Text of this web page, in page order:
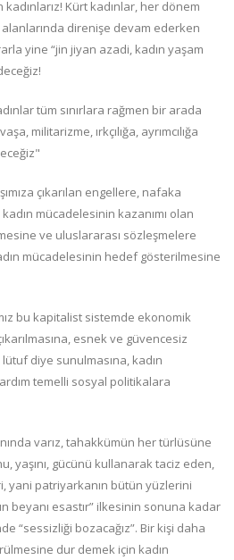
Kürt kadınlar, her dönem
direnişe devam ederken
yine “jin jiyan azadi, kadın yaşam
tüm sınırlara rağmen bir arada
militarizme, ırkçılığa, ayrımcılığa
çıkarılan engellere, nafaka
mücadelesinin kazanımı olan
ve uluslararası sözleşmelere
mücadelesinin hedef gösterilmesine
bu kapitalist sistemde ekonomik
esnek ve güvencesiz
lütuf diye sunulmasına, kadın
temelli sosyal politikalara
varız, tahakkümün her türlüsüne
yaşını, gücünü kullanarak taciz eden,
yani patriyarkanın bütün yüzlerini
beyanı esastır” ilkesinin sonuna kadar
“sessizliği bozacağız”. Bir kişi daha
dur demek için kadın